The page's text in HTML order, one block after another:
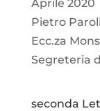
Aprile 2020
Pietro
Ecc.za
Segreteria
seconda